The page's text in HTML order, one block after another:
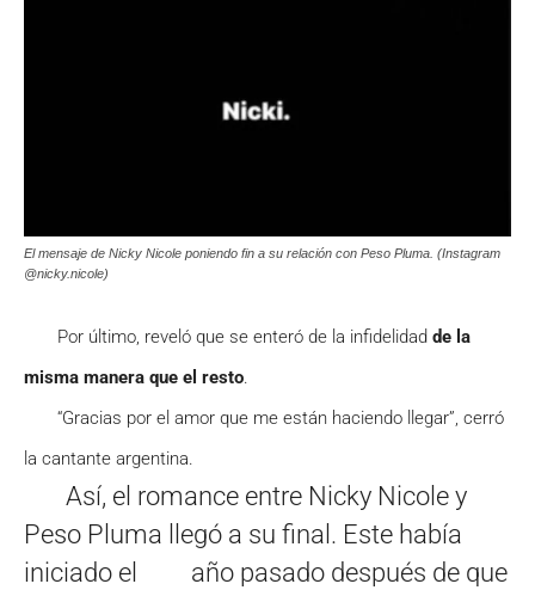
El mensaje de Nicky Nicole poniendo fin a su relación con Peso Pluma. (Instagram
@nicky.nicole)
Por último, reveló que se enteró de la infidelidad de la
misma manera que el resto.
“Gracias por el amor que me están haciendo llegar”, cerró
la cantante argentina.
Así, el romance entre Nicky Nicole y
Peso Pluma llegó a su final. Este había
iniciado el año pasado después de que